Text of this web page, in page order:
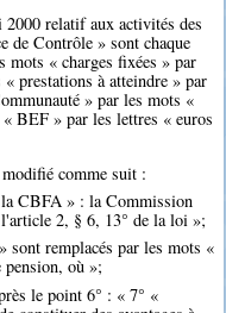
relatif aux activités des
de Contrôle » sont chaque
« charges fixées » par
prestations à atteindre » par
» par les mots «
BEF » par les lettres « euros
comme suit :
CBFA » : la Commission
l'article 2, § 6, 13° de la loi »;
sont remplacés par les mots «
pension, où »;
le point 6° : « 7° «